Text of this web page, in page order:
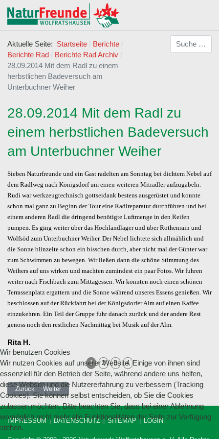
Aktuelle Seite: Startseite
Berichte
Berichte Rad
Berichte Rad Archiv
28.09.2014 Mit dem Radl zu einem
herbstlichen Badeversuch am
Unterbuchner Weiher
Suchen
28.09.2014 Mit dem Radl zu
einem herbstlichen Badeversuch
am Unterbuchner Weiher
Sieben Naturfreunde und ein Gast radelten am Sonntag bei dichtem Nebel auf
dem Radlweg nach Königsdorf um einen weiteren Mitradler aufzugabeln.
Rudi war werkzeugtechnisch gottseidank bestens ausgerüstet und konnte
schon mal ganz zu Beginn der Tour eine Radlreparatur durchführen und bei
einem anderen Radl die dringend benötigte Luftmenge in den Reifen
pumpen. Es ging weiter über das Hochlandlager und über Rothenrain und
Wolfsöd zum Unterbuchner Weiher. Der Nebel lichtete sich allmählich und
die Sonne blinzelte schon ein bisschen durch, aber nicht mal der Günter war
zum Schwimmen zu bewegen. Wir ließen dann die schöne Stimmung des
Weihers auf uns wirken und machten zumindest ein paar Fotos. Wir fuhren
weiter nach Fischbach zum Mittagessen. Wir konnten noch einen schönen
Terrassenplatz ergattern und die Sonne während unseres Essens genießen. Wir
beschlossen auf der Rückfahrt bei der Königsdorfer Alm auf einen Kaffee
einzukehren. Ein Teil der Gruppe fuhr danach zurück und der andere Rest
genoss noch den restlichen Nachmittag bei Musik auf der Alm.
Rita H.
1 2 3 4
Vorheriger Beitrag: 05.10.2014 MTB-Tour von Oberau zur Enningalm
Zurück Nächster Beitrag: 14.09.2014 - Biketour zum Pendling
Weiter
IMPRESSUM DATENSCHUTZ SITEMAP LOGIN
Wir benutzen Cookies
Wir nutzen Cookies auf unserer Website. Einige von ihnen sind
essenziell für den Betrieb der Seite, während andere uns helfen,
diese Website und die Nutzererfahrung zu verbessern (Tracking
Cookies). Sie können selbst entscheiden, ob Sie die Cookies
zulassen möchten. Bitte beachten Sie, dass bei einer Ablehnung
womöglich nicht mehr alle Funktionalitäten der Seite zur Verfügung
stehen.